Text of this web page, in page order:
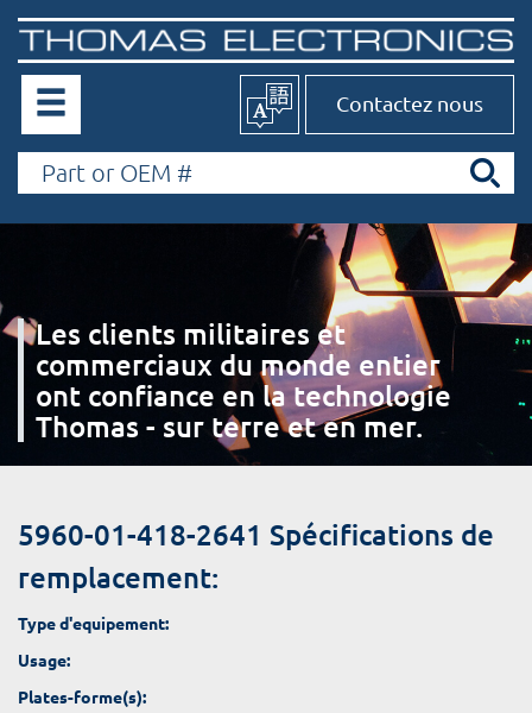
Contactez nous
Les clients militaires et
commerciaux du monde entier
ont confiance en la technologie
Thomas - sur terre et en mer.
5960-01-418-2641 Spécifications de
remplacement:
Type d'equipement:
Usage:
Plates-forme(s):